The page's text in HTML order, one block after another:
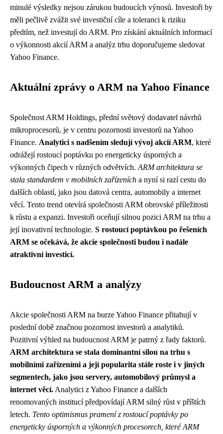
minulé výsledky nejsou zárukou budoucích výnosů. Investoři by
měli pečlivě zvážit své investiční cíle a toleranci k riziku
předtím, než investují do ARM. Pro získání aktuálních informací
o výkonnosti akcií ARM a analýz trhu doporučujeme sledovat
Yahoo Finance.
Aktuální zprávy o ARM na Yahoo Finance
Společnost ARM Holdings, přední světový dodavatel návrhů
mikroprocesorů, je v centru pozornosti investorů na Yahoo
Finance. Analytici s nadšením sledují vývoj akcií ARM, které
odrážejí rostoucí poptávku po energeticky úsporných a
výkonných čipech v různých odvětvích. ARM architektura se
stala standardem v mobilních zařízeních a nyní si razí cestu do
dalších oblastí, jako jsou datová centra, automobily a internet
věcí. Tento trend otevírá společnosti ARM obrovské příležitosti
k růstu a expanzi. Investoři oceňují silnou pozici ARM na trhu a
její inovativní technologie. S rostoucí poptávkou po řešeních
ARM se očekává, že akcie společnosti budou i nadále
atraktivní investicí.
Budoucnost ARM a analýzy
Akcie společnosti ARM na burze Yahoo Finance přitahují v
poslední době značnou pozornost investorů a analytiků.
Pozitivní výhled na budoucnost ARM je patrný z řady faktorů.
ARM architektura se stala dominantní silou na trhu s
mobilními zařízeními a její popularita stále roste i v jiných
segmentech, jako jsou servery, automobilový průmysl a
internet věcí. Analytici z Yahoo Finance a dalších
renomovaných institucí předpovídají ARM silný růst v příštích
letech. Tento optimismus pramení z rostoucí poptávky po
energeticky úsporných a výkonných procesorech, které ARM